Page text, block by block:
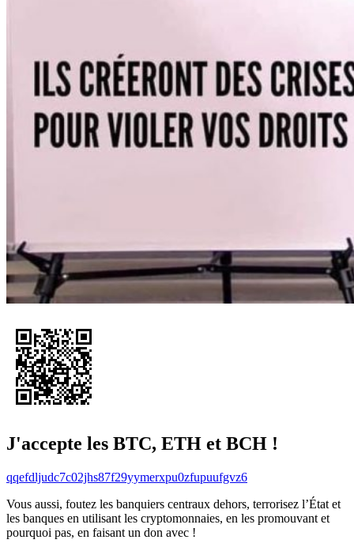
J'accepte les BTC, ETH et BCH !
qqefdljudc7c02jhs87f29yymerxpu0zfupuufgvz6
Vous aussi, foutez les banquiers centraux dehors, terrorisez l’État et
les banques en utilisant les cryptomonnaies, en les promouvant et
pourquoi pas, en faisant un don avec !